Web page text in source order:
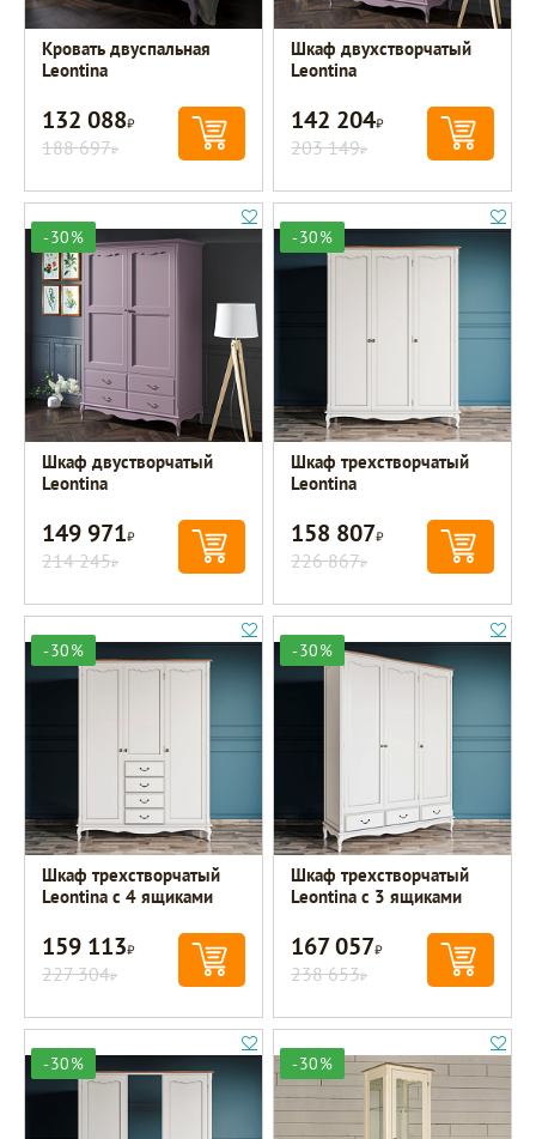
Кровать двуспальная
Leontina
132 088Р
188 697Р
Шкаф двухстворчатый
Leontina
142 204Р
203 149Р
-30%
Шкаф двустворчатый
Leontina
149 971Р
214 245Р
-30%
Шкаф трехстворчатый
Leontina
158 807Р
226 867Р
-30%
Шкаф трехстворчатый
Leontina с 4 ящиками
159 113Р
227 304Р
-30%
Шкаф трехстворчатый
Leontina с 3 ящиками
167 057Р
238 653Р
-30% -30%